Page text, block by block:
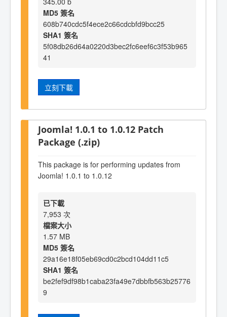
MD5 簽名
608b740cdc5f4ece2c66cdcbfd9bcc25
SHA1 簽名
5f08db26d64a0220d3bec2fc6eef6c3f53b965
41
立刻下載
Joomla! 1.0.1 to 1.0.12 Patch
Package (.zip)
This package is for performing updates from
Joomla! 1.0.1 to 1.0.12
已下載
7,953 次
檔案大小
1.57 MB
MD5 簽名
29a16e18f05eb69cd0c2bcd104dd11c5
SHA1 簽名
be2fef9df98b1caba23fa49e7dbbfb563b25776
9